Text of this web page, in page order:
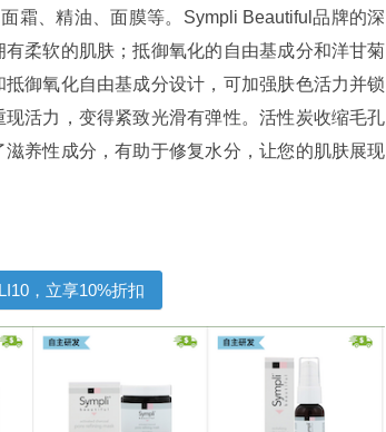
霜、精油、面膜等。Sympli Beautiful品牌的深
柔软的肌肤；抵御氧化的自由基成分和洋甘菊
御氧化自由基成分设计，可加强肤色活力并锁
活力，变得紧致光滑有弹性。活性炭收缩毛孔
养性成分，有助于修复水分，让您的肌肤展现
，立享10%折扣